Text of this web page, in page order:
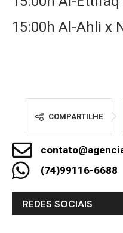
15:00h Al-Ahli x
COMPARTILHE
(74)99116-6688
REDES SOCIAIS